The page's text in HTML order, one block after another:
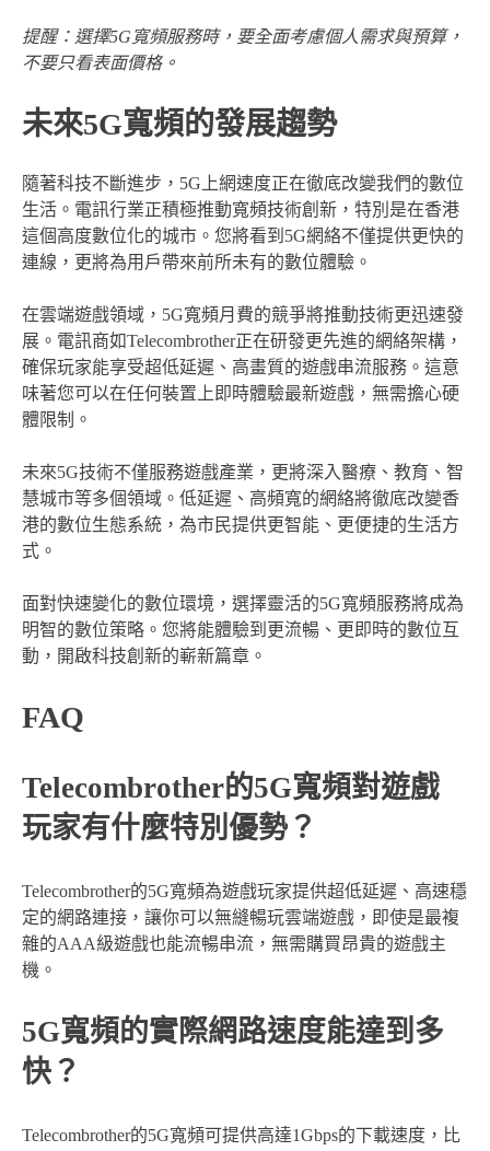
提醒：選擇5G寬頻服務時，要全面考慮個人需求與預算，
不要只看表面價格。
未來5G寬頻的發展趨勢
隨著科技不斷進步，5G上網速度正在徹底改變我們的數位
生活。電訊行業正積極推動寬頻技術創新，特別是在香港
這個高度數位化的城市。您將看到5G網絡不僅提供更快的
連線，更將為用戶帶來前所未有的數位體驗。
在雲端遊戲領域，5G寬頻月費的競爭將推動技術更迅速發
展。電訊商如Telecombrother正在研發更先進的網絡架構，
確保玩家能享受超低延遲、高畫質的遊戲串流服務。這意
味著您可以在任何裝置上即時體驗最新遊戲，無需擔心硬
體限制。
未來5G技術不僅服務遊戲產業，更將深入醫療、教育、智
慧城市等多個領域。低延遲、高頻寬的網絡將徹底改變香
港的數位生態系統，為市民提供更智能、更便捷的生活方
式。
面對快速變化的數位環境，選擇靈活的5G寬頻服務將成為
明智的數位策略。您將能體驗到更流暢、更即時的數位互
動，開啟科技創新的嶄新篇章。
FAQ
Telecombrother的5G寬頻對遊戲
玩家有什麼特別優勢？
Telecombrother的5G寬頻為遊戲玩家提供超低延遲、高速穩
定的網路連接，讓你可以無縫暢玩雲端遊戲，即使是最複
雜的AAA級遊戲也能流暢串流，無需購買昂貴的遊戲主
機。
5G寬頻的實際網路速度能達到多
快？
Telecombrother的5G寬頻可提供高達1Gbps的下載速度，比